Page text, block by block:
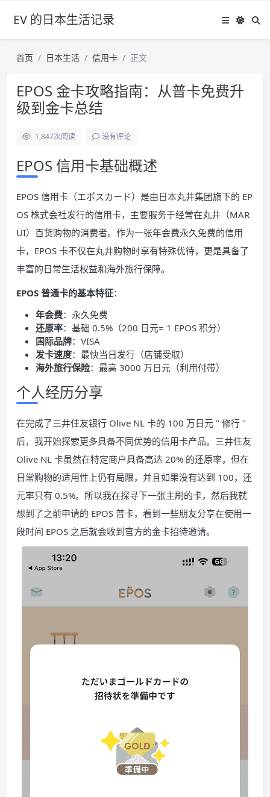
EV 的日本生活记录
首页 日本生活 信用卡 正文
EPOS 金卡攻略指南：从普卡免费升
级到金卡总结
1,847次阅读 没有评论
EPOS 信用卡基础概述
EPOS 信用卡（エポスカード）是由日本丸井集团旗下的 EP
OS 株式会社发行的信用卡，主要服务于经常在丸井（MAR
UI）百货购物的消费者。作为一张年会费永久免费的信用
卡，EPOS 卡不仅在丸井购物时享有特殊优待，更是具备了
丰富的日常生活权益和海外旅行保障。
EPOS 普通卡的基本特征：
年会费：永久免费
还原率：基础 0.5%（200 日元= 1 EPOS 积分）
国际品牌：VISA
发卡速度：最快当日发行（店铺受取）
海外旅行保险：最高 3000 万日元（利用付帯）
个人经历分享
在完成了三井住友银行 Olive NL 卡的 100 万日元 " 修行 "
后，我开始探索更多具备不同优势的信用卡产品。三井住友
Olive NL 卡虽然在特定商户具备高达 20% 的还原率，但在
日常购物的适用性上仍有局限，并且如果没有达到 100，还
元率只有 0.5%。所以我在探寻下一张主刷的卡，然后我就
想到了之前申请的 EPOS 普卡，看到一些朋友分享在使用一
段时间 EPOS 之后就会收到官方的金卡招待邀请。